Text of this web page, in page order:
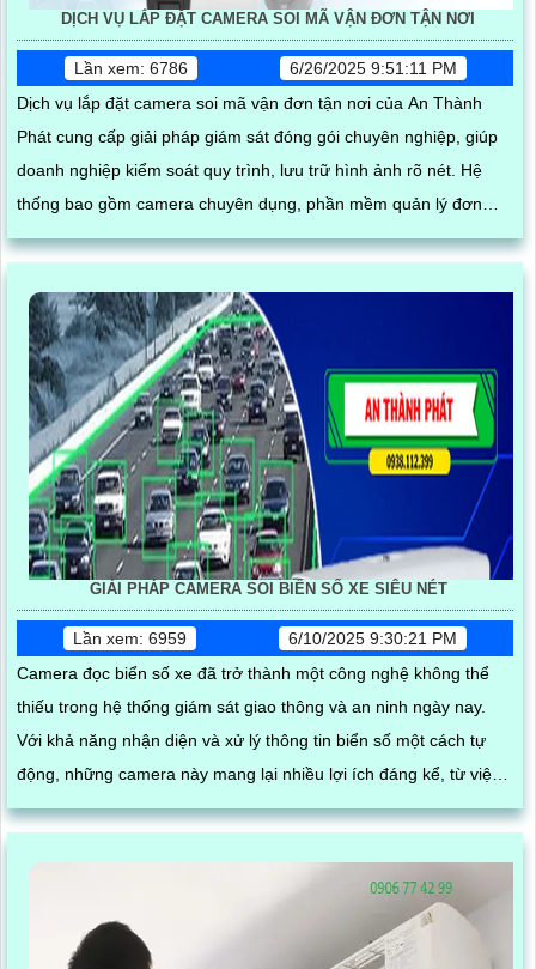
DỊCH VỤ LẮP ĐẶT CAMERA SOI MÃ VẬN ĐƠN TẬN NƠI
Lần xem: 6786
6/26/2025 9:51:11 PM
Dịch vụ lắp đặt camera soi mã vận đơn tận nơi của An Thành
Phát cung cấp giải pháp giám sát đóng gói chuyên nghiệp, giúp
doanh nghiệp kiểm soát quy trình, lưu trữ hình ảnh rõ nét. Hệ
thống bao gồm camera chuyên dụng, phần mềm quản lý đơn
hàng, thiết bị quét mã vạch cùng phụ kiện thi công, lắp đặt hoàn
tận nơi
GIẢI PHÁP CAMERA SOI BIỂN SỐ XE SIÊU NÉT
Lần xem: 6959
6/10/2025 9:30:21 PM
Camera đọc biển số xe đã trở thành một công nghệ không thể
thiếu trong hệ thống giám sát giao thông và an ninh ngày nay.
Với khả năng nhận diện và xử lý thông tin biển số một cách tự
động, những camera này mang lại nhiều lợi ích đáng kể, từ việc
quản lý phương tiện đến việc nâng cao hiệu quả an ninh